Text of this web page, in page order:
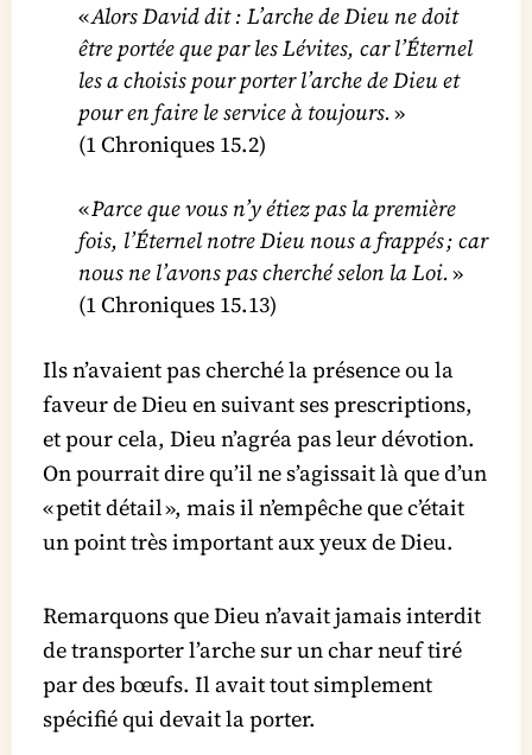
«Alors David dit : L’arche de Dieu ne doit
être portée que par les Lévites, car l’Éternel
les a choisis pour porter l’arche de Dieu et
pour en faire le service à toujours.»
(1 Chroniques 15.2)
«Parce que vous n’y étiez pas la première
fois, l’Éternel notre Dieu nous a frappés ; car
nous ne l’avons pas cherché selon la Loi.»
(1 Chroniques 15.13)
Ils n’avaient pas cherché la présence ou la
faveur de Dieu en suivant ses prescriptions,
et pour cela, Dieu n’agréa pas leur dévotion.
On pourrait dire qu’il ne s’agissait là que d’un
« petit détail », mais il n’empêche que c’était
un point très important aux yeux de Dieu.
Remarquons que Dieu n’avait jamais interdit
de transporter l’arche sur un char neuf tiré
par des bœufs. Il avait tout simplement
spécifié qui devait la porter.